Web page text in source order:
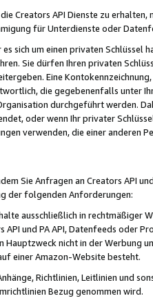
Creators API Dienste zu
für Unterdienste oder
sich um einen privaten
Sie dürfen Ihren privaten
Eine
die gegebenenfalls unter
durchgeführt werden.
oder wenn Ihr privater
verwenden, die einer anderen
Sie Anfragen an Creators API
der folgenden Anforderungen:
ausschließlich in rechtmäßiger
API und PA API, Datenfeeds oder
Hauptzweck nicht in der Werbung
einer Amazon-Website besteht.
Richtlinien, Leitlinien und
Bezug genommen wird.